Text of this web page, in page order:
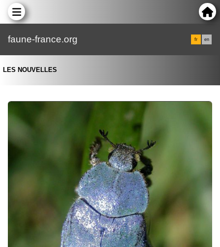
faune-france.org fr en
LES NOUVELLES